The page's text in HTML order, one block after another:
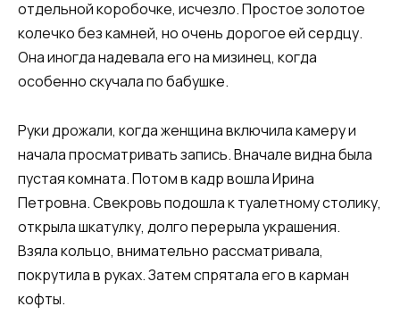
отдельной коробочке, исчезло. Простое золотое
колечко без камней, но очень дорогое ей сердцу.
Она иногда надевала его на мизинец, когда
особенно скучала по бабушке.
Руки дрожали, когда женщина включила камеру и
начала просматривать запись. Вначале видна была
пустая комната. Потом в кадр вошла Ирина
Петровна. Свекровь подошла к туалетному столику,
открыла шкатулку, долго перерыла украшения.
Взяла кольцо, внимательно рассматривала,
покрутила в руках. Затем спрятала его в карман
кофты.